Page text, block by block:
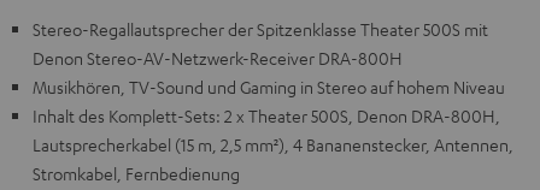
Stereo-Regallautsprecher der Spitzenklasse Theater 500S mit
Denon Stereo-AV-Netzwerk-Receiver DRA-800H
Musikhören, TV-Sound und Gaming in Stereo auf hohem Niveau
Inhalt des Komplett-Sets: 2 x Theater 500S, Denon DRA-800H,
Lautsprecherkabel (15 m, 2,5 mm²), 4 Bananenstecker, Antennen,
Stromkabel, Fernbedienung